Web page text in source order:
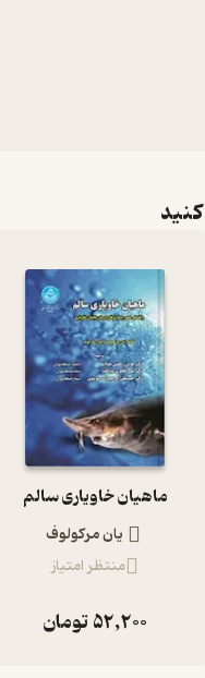
ماهیان خاویاری سالم
یان مرکولوف
منتظر امتیاز
52,200تومان